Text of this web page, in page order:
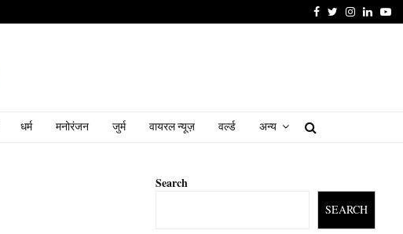
FacebookTwitter
Instagram
धर्म मनोरंजन जुर्म वायरल न्यूज़ वर्ल्ड अन्य
Search
SEARCH